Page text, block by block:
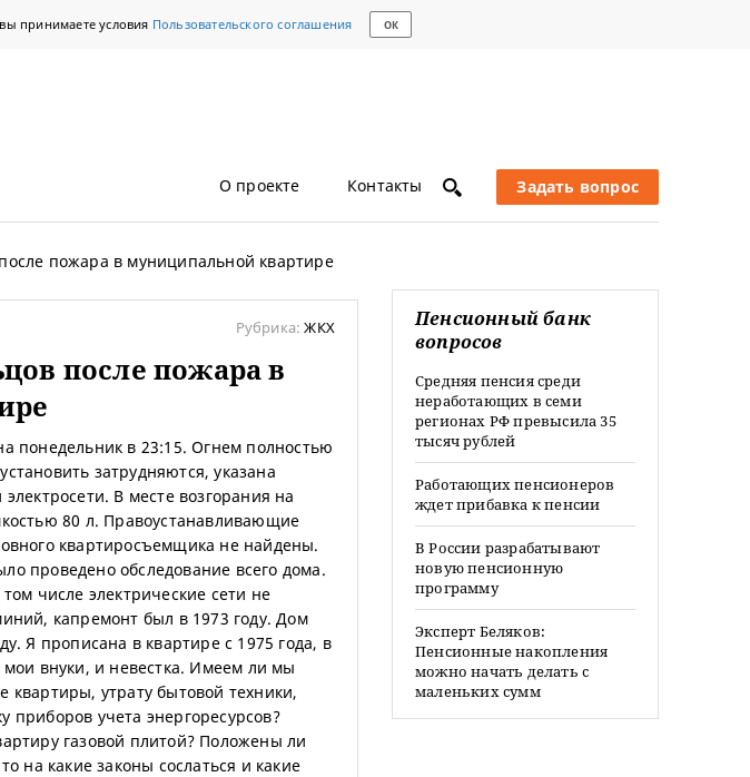
принимаете условия Пользовательского соглашения ОК
О проекте Контакты Задать вопрос
пожара в муниципальной квартире
Рубрика:ЖКХ
после пожара в
понедельник в 23:15. Огнем полностью
затрудняются, указана
В месте возгорания на
80 л. Правоустанавливающие
квартиросъемщика не найдены.
проведено обследование всего дома.
числе электрические сети не
капремонт был в 1973 году. Дом
Я прописана в квартире с 1975 года, в
внуки, и невестка. Имеем ли мы
квартиры, утрату бытовой техники,
учета энергоресурсов?
газовой плитой? Положены ли
на какие законы сослаться и какие
Пенсионный банк
вопросов
Средняя пенсия среди
неработающих в семи
регионах РФ превысила 35
тысяч рублей
Работающих пенсионеров
ждет прибавка к пенсии
В России разрабатывают
новую пенсионную
программу
Эксперт Беляков:
Пенсионные накопления
можно начать делать с
маленьких сумм